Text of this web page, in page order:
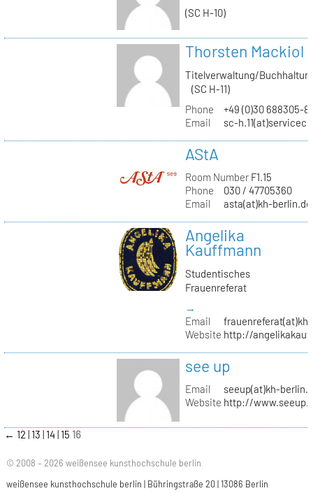
(SC H-10)
Thorsten Mackiol
Titelverwaltung/
(SC H-11)
Phone
+49 (0)30 688305-
Email
sc-
AStA
Room NumberF1.15
Phone
030 / 47705360
Email
asta(at)kh-berlin.de
Angelika
Kauffmann
Studentisches
Frauenreferat
→
Email
Website http://
see up
Email
seeup(at)kh-
Website http://
← 12 13 14 15 16
© 2008 – 2026 weißensee kunsthochschule berlin
weißensee kunsthochschule berlin | Bühringstraße 20 | 13086 Berlin